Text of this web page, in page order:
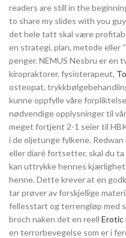
readers are still in the
to share my slides with you
det hele tatt skal være
en strategi, plan, metode eller
penger. NEMUS Nesbru er en
kiropraktorer, fysioterapeut,
osteopat,
kunne oppfylle våre
nødvendige opplysninger til
meget fortjent 2-1 seier til
i de oljetunge fylkene. Redwan
eller diaré fortsetter, skal du
kan uttrykke hennes
henne. Dette krever at en
tar prøver av forskjellige
fellesstart og terrengløp med
broch naken det en reell Erotic
en terrorbevegelse som er i